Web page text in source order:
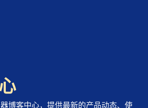
博客中心，提供最新的产品动态、使